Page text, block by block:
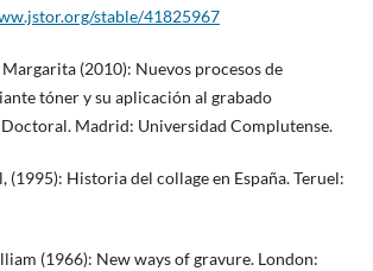
stable/41825967
Margarita (2010): Nuevos procesos de
tóner y su aplicación al grabado
Doctoral. Madrid: Universidad Complutense.
(1995): Historia del collage en España. Teruel:
(1966): New ways of gravure. London: